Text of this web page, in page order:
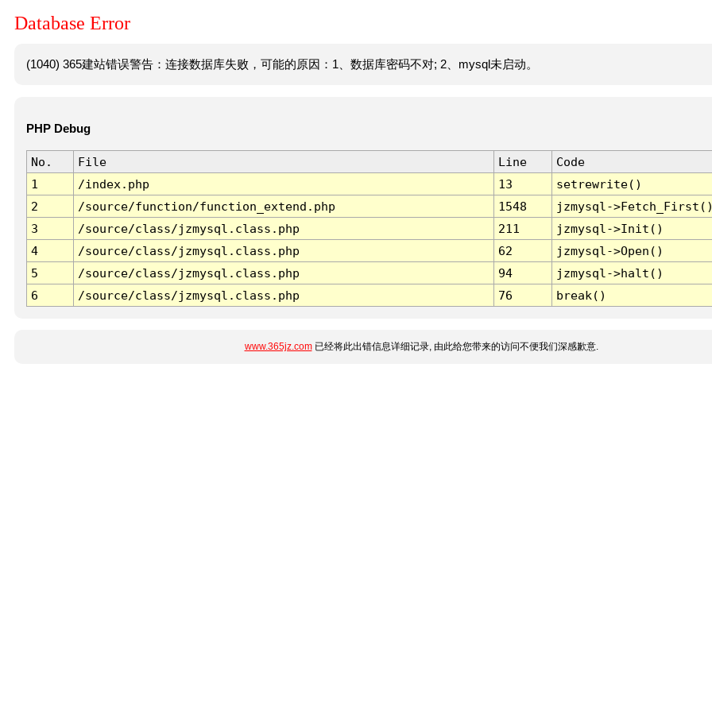
Database Error
(1040) 365建站错误警告：连接数据库失败，可能的原因：1、数据库密码不对; 2、mysql未启动。
PHP Debug
No. File Line
Code
1
/index.php 13
setrewrite()
2
/source/function/function_extend.php 1548
jzmysql-
3
/source/class/jzmysql.class.php 211
jzmysql->Init()
4
/source/class/jzmysql.class.php 62
jzmysql->Open()
5
/source/class/jzmysql.class.php 94
jzmysql->halt()
6
/source/class/jzmysql.class.php 76 break()
www.365jz.com已经将此出错信息详细记录, 由此给您带来的访问不便我们深感歉意.